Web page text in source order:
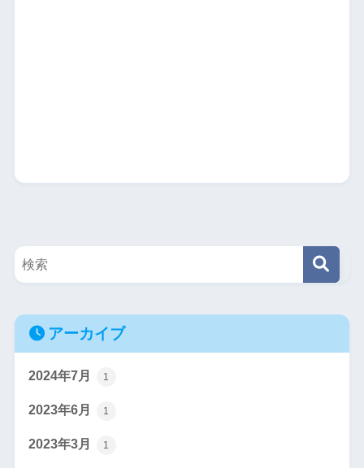
アーカイブ
2024年7月 1
2023年6月 1
2023年3月 1